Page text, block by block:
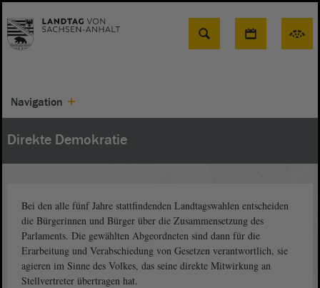
Suche
Navigation
Direkte Demokratie
Bei den alle fünf Jahre stattfindenden Landtagswahlen entscheiden
die Bürgerinnen und Bürger über die Zusammensetzung des
Parlaments. Die gewählten Abgeordneten sind dann für die
Erarbeitung und Verabschiedung von Gesetzen verantwortlich, sie
agieren im Sinne des Volkes, das seine direkte Mitwirkung an
Stellvertreter übertragen hat.